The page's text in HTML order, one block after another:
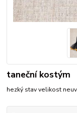
taneční kostým
hezký stav velikost